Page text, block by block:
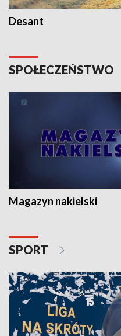
Desant
SPOŁECZEŃSTWO
Magazyn nakielski
SPORT